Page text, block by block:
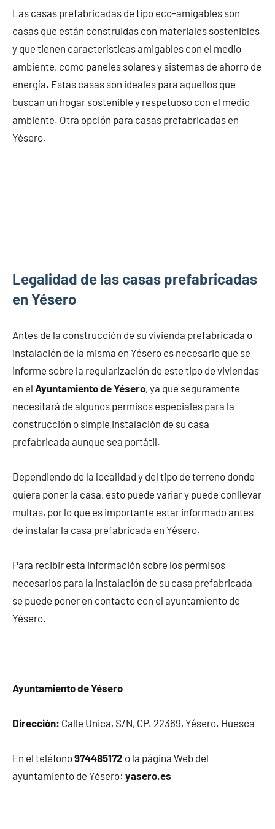
Las casas prefabricadas de tipo eco-amigables son
casas que están construidas con materiales sostenibles
y que tienen características amigables con el medio
ambiente, como paneles solares y sistemas de ahorro de
energía. Estas casas son ideales para aquellos que
buscan un hogar sostenible y respetuoso con el medio
ambiente. Otra opción para casas prefabricadas en
Yésero.
Legalidad de las casas prefabricadas
en Yésero
Antes de la construcción de su vivienda prefabricada o
instalación de la misma en Yésero es necesario que se
informe sobre la regularización de este tipo de viviendas
en el Ayuntamiento de Yésero, ya que seguramente
necesitará de algunos permisos especiales para la
construcción o simple instalación de su casa
prefabricada aunque sea portátil.
Dependiendo de la localidad y del tipo de terreno donde
quiera poner la casa, esto puede variar y puede conllevar
multas, por lo que es importante estar informado antes
de instalar la casa prefabricada en Yésero.
Para recibir esta información sobre los permisos
necesarios para la instalación de su casa prefabricada
se puede poner en contacto con el ayuntamiento de
Yésero.
Ayuntamiento de Yésero
Dirección: Calle Unica, S/N, CP. 22369, Yésero. Huesca
En el teléfono974485172 o la página Web del
ayuntamiento de Yésero: yasero.es